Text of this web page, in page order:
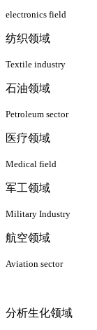
electronics field
纺织领域
Textile industry
石油领域
Petroleum sector
医疗领域
Medical field
军工领域
Military Industry
航空领域
Aviation sector
分析生化领域